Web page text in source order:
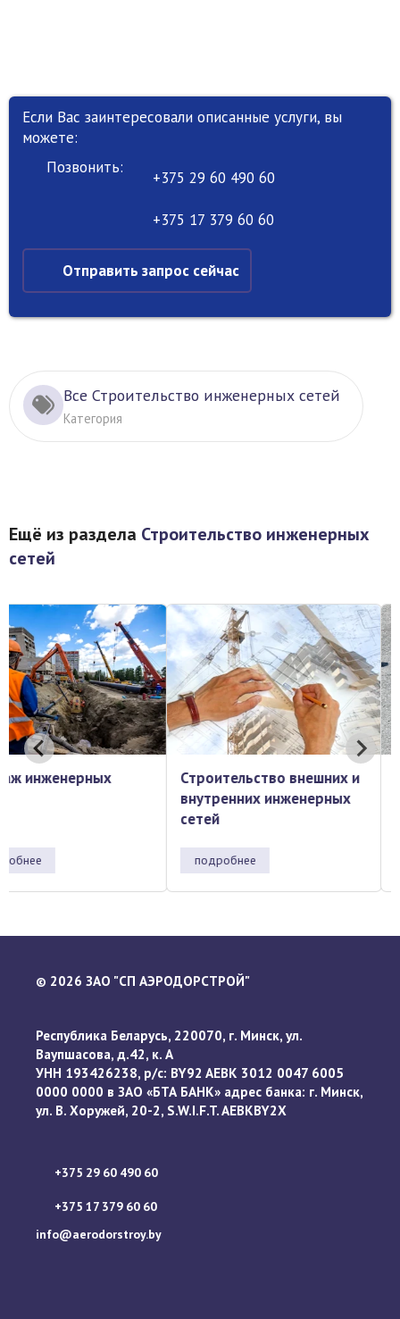
Если Вас заинтересовали описанные услуги, вы
можете:
Позвонить:
+375 29 60 490 60
+375 17 379 60 60
Отправить запрос сейчас
Все Строительство инженерных сетей
Категория
Ещё из раздела Строительство инженерных
сетей
Строительство внешних и
внутренних инженерных
Технология
© 2026 ЗАО "СП АЭРОДОРСТРОЙ"
Республика Беларусь, 220070, г. Минск, ул.
Ваупшасова, д.42, к. А
УНН 193426238, р/с: BY92 AEBK 3012 0047 6005
0000 0000 в ЗАО «БТА БАНК» адрес банка: г. Минск,
ул. В. Хоружей, 20-2, S.W.I.F.T. AEBKBY2X
+375 29 60 490 60
+375 17 379 60 60
info@aerodorstroy.by